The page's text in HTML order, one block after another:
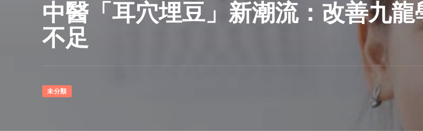
中醫「耳穴埋豆」新潮流：改善九
不足
未分類